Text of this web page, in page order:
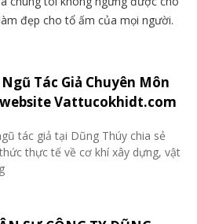
đẹp cho tổ ấm của mọi người.
Tác Giả Chuyên Môn
Vattucokhidt.com
tác giả tại Dũng Thúy chia sẻ
thực tế về cơ khí xây dựng, vật